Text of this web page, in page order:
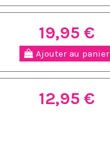
19,95 €
Ajouter au panier
12,95 €